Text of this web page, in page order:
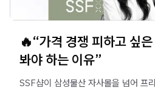
🔥“가격 경쟁 피하고 싶
봐야 하는 이유”
SSF샵이 삼성물산 자사몰을 넘어 프